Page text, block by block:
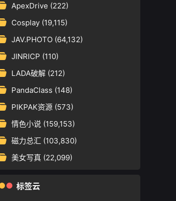
ApexDrive (222)
Cosplay (19,115)
JAV.PHOTO (64,132)
JINRICP (110)
LADA破解 (212)
PandaClass (148)
PIKPAK资源 (573)
情色小说 (159,153)
磁力总汇 (103,830)
美女写真 (22,099)
标签云